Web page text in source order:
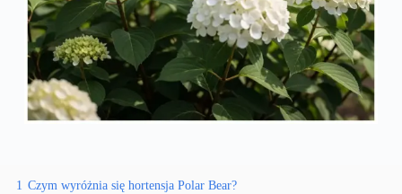
1 Czym wyróżnia się hortensja Polar Bear?